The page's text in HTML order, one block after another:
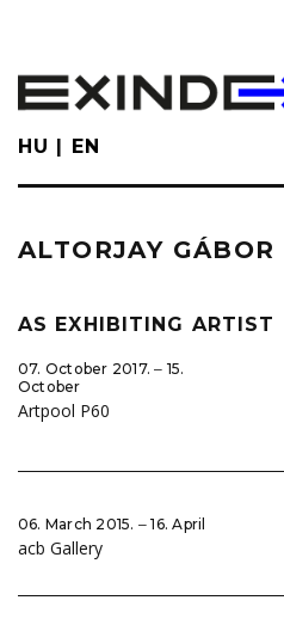
main
content
HU EN
ALTORJAY GÁBOR
AS EXHIBITING ARTIST
07. October 2017. ‒ 15.
October
Artpool P60
06. March 2015. ‒ 16. April
acb Gallery